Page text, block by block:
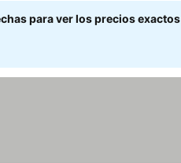
para ver los precios exactos